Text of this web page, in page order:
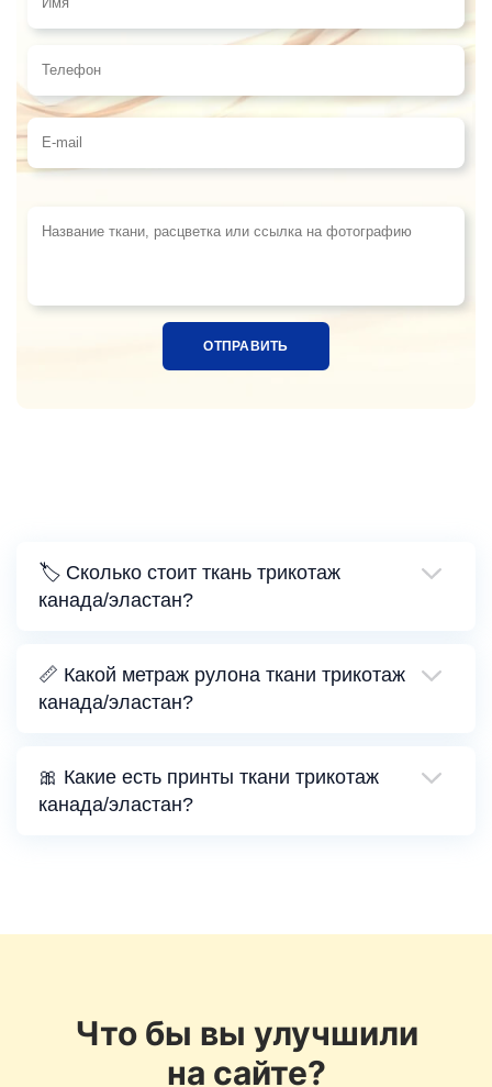
Имя
Телефон
E-mail
🏷️ Сколько стоит ткань трикотаж
канада/эластан?
📏 Какой метраж рулона ткани трикотаж
канада/эластан?
🎀 Какие есть принты ткани трикотаж
канада/эластан?
Что бы вы улучшили
на сайте?